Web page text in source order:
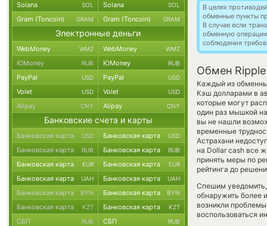
В целях
обменные пункты
В случае если
обменную
соблюдения
Обмен Ripple
Каждый из
Кэш долларами в
которые могут
один раз мышкой
вы не нашли
временные
Астрахани
на Dollar cash все
принять меры по
рейтинга до
Спешим
обнаружить более
возникли
воспользоваться
Solana SOL Solana SOL
Gram (Toncoin) GRAM Gram (Toncoin) GRAM
Электронные деньги
WebMoney WMZ WebMoney WMZ
ЮMoney RUB ЮMoney RUB
PayPal USD PayPal USD
Volet USD Volet USD
Alipay CNY Alipay CNY
Банковские счета и карты
Банковская карта USD Банковская карта USD
Банковская карта RUB Банковская карта RUB
Банковская карта EUR Банковская карта EUR
Банковская карта UAH Банковская карта UAH
Банковская карта BYN Банковская карта BYN
Банковская карта KZT Банковская карта KZT
СБП RUB СБП RUB